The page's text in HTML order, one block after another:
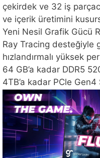
çekirdek ve 32 iş
ve içerik üretimini
Yeni Nesil Grafik Gücü
Ray Tracing desteğiyle
hızlandırmalı yüksek
64 GB’a kadar DDR5
4TB’a kadar PCle Gen4